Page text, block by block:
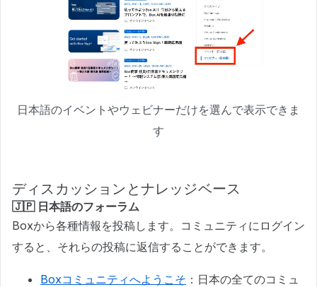
日本語のイベントやウェビナーだけを選んで表示できま
す
ディスカッションとナレッジベース
🇯🇵 日本語のフォーラム
Boxから各種情報を投稿します。コミュニティにログイン
すると、それらの投稿に返信することができます。
Boxコミュニティへようこそ ：日本の全てのコミュ